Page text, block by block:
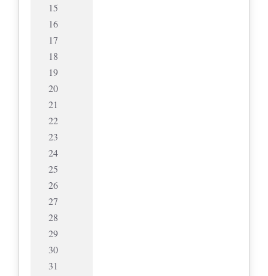
15
16
17
18
19
20
21
22
23
24
25
26
27
28
29
30
31